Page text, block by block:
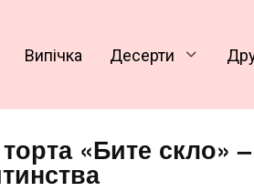
Випічка Десерти
«Бите скло»